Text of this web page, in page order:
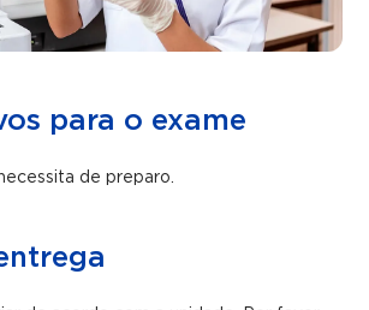
para o exame
de preparo.